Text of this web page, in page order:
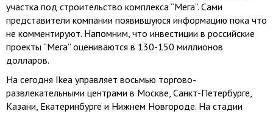
участка под строительство комплекса “Мега”. Сами
представители компании появившуюся информацию пока что
не комментируют. Напомним, что инвестиции в российские
проекты “Мега” оцениваются в 130-150 миллионов
долларов.
На сегодня Ikea управляет восьмью торгово-
развлекательными центрами в Москве, Санкт-Петербурге,
Казани, Екатеринбурге и Нижнем Новгороде. На стадии